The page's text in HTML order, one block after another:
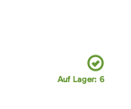
Auf Lager: 6